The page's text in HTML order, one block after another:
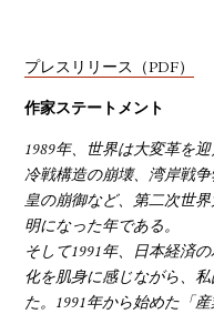
プレスリリース（PDF）
作家ステートメント
1989年、世界は大変革を迎
冷戦構造の崩壊、湾岸戦
皇の崩御など、第二次世
明になった年である。
そして1991年、日本経済
化を肌身に感じながら、
た。1991年から始めた「